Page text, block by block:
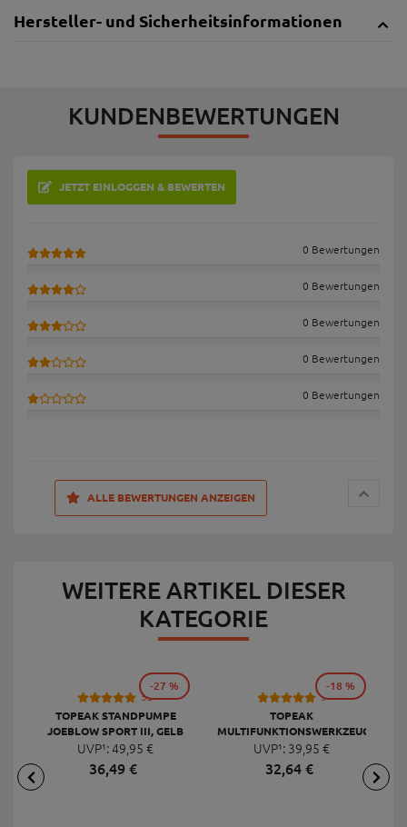
Hersteller- und Sicherheitsinformationen
KUNDENBEWERTUNGEN
JETZT EINLOGGEN & BEWERTEN
0 Bewertungen
0 Bewertungen
0 Bewertungen
0 Bewertungen
0 Bewertungen
ALLE BEWERTUNGEN ANZEIGEN
WEITERE ARTIKEL DIESER
KATEGORIE
53
TOPEAK STANDPUMPE
JOEBLOW SPORT III, GELB
UVP¹:49,95 €
36,49€
-27 %
9
TOPEAK
MULTIFUNKTIONSWERKZEUG
MINI 20 PRO
UVP¹: 39,95 €
32,64€
-18 %